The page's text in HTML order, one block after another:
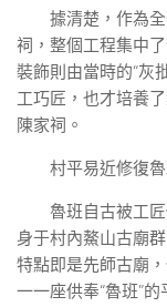
據清楚，作為全
祠，整個工程集中
裝飾則由當時的“灰
工巧匠，也才培養
陳家祠。
村平易近修復魯
魯班自古被工匠
身于村內鰲山古廟群
特點即是先師古廟
一一座供奉“魯班”